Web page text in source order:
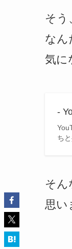
そう
なん
気に
-
ち
そん
思い